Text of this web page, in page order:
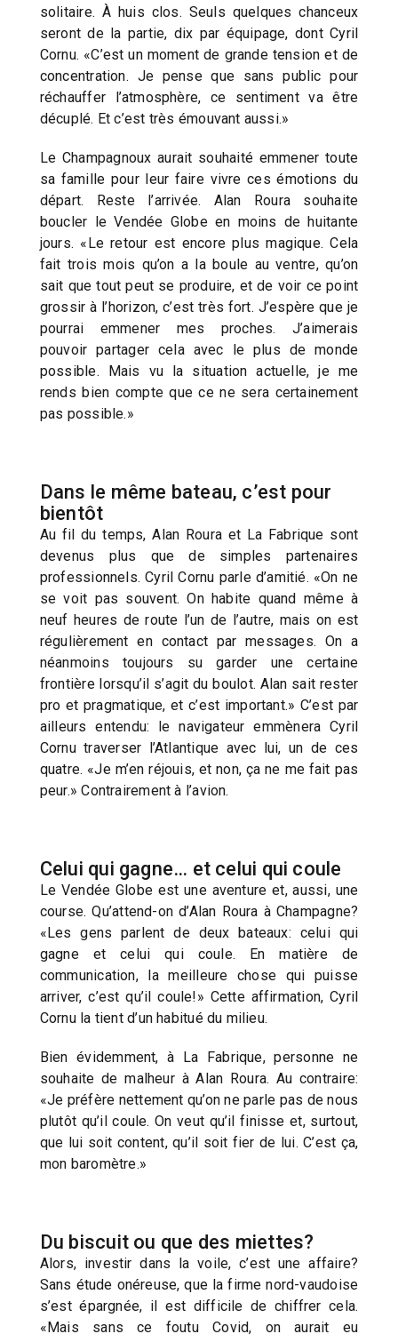
solitaire. À huis clos. Seuls quelques chanceux
seront de la partie, dix par équipage, dont Cyril
Cornu. «C’est un moment de grande tension et de
concentration. Je pense que sans public pour
réchauffer l’atmosphère, ce sentiment va être
décuplé. Et c’est très émouvant aussi.»
Le Champagnoux aurait souhaité emmener toute
sa famille pour leur faire vivre ces émotions du
départ. Reste l’arrivée. Alan Roura souhaite
boucler le Vendée Globe en moins de huitante
jours. «Le retour est encore plus magique. Cela
fait trois mois qu’on a la boule au ventre, qu’on
sait que tout peut se produire, et de voir ce point
grossir à l’horizon, c’est très fort. J’espère que je
pourrai emmener mes proches. J’aimerais
pouvoir partager cela avec le plus de monde
possible. Mais vu la situation actuelle, je me
rends bien compte que ce ne sera certainement
pas possible.»
Dans le même bateau, c’est pour
bientôt
Au fil du temps, Alan Roura et La Fabrique sont
devenus plus que de simples partenaires
professionnels. Cyril Cornu parle d’amitié. «On ne
se voit pas souvent. On habite quand même à
neuf heures de route l’un de l’autre, mais on est
régulièrement en contact par messages. On a
néanmoins toujours su garder une certaine
frontière lorsqu’il s’agit du boulot. Alan sait rester
pro et pragmatique, et c’est important.» C’est par
ailleurs entendu: le navigateur emmènera Cyril
Cornu traverser l’Atlantique avec lui, un de ces
quatre. «Je m’en réjouis, et non, ça ne me fait pas
peur.» Contrairement à l’avion.
Celui qui gagne… et celui qui coule
Le Vendée Globe est une aventure et, aussi, une
course. Qu’attend-on d’Alan Roura à Champagne?
«Les gens parlent de deux bateaux: celui qui
gagne et celui qui coule. En matière de
communication, la meilleure chose qui puisse
arriver, c’est qu’il coule!» Cette affirmation, Cyril
Cornu la tient d’un habitué du milieu.
Bien évidemment, à La Fabrique, personne ne
souhaite de malheur à Alan Roura. Au contraire:
«Je préfère nettement qu’on ne parle pas de nous
plutôt qu’il coule. On veut qu’il finisse et, surtout,
que lui soit content, qu’il soit fier de lui. C’est ça,
mon baromètre.»
Du biscuit ou que des miettes?
Alors, investir dans la voile, c’est une affaire?
Sans étude onéreuse, que la firme nord-vaudoise
s’est épargnée, il est difficile de chiffrer cela.
«Mais sans ce foutu Covid, on aurait eu